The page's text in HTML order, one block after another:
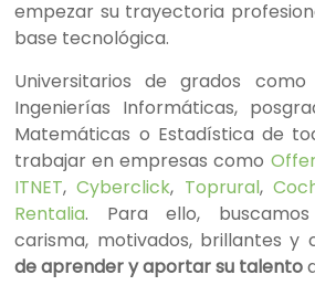
empezar su trayectoria
base tecnológica.
Universitarios de grados como
Ingenierías Informáticas,
Matemáticas o Estadística de
trabajar en empresas como
ITNET,Cyberclick, Toprural,
Rentalia. Para ello,
carisma, motivados, brillantes y
de aprender y aportar su talento